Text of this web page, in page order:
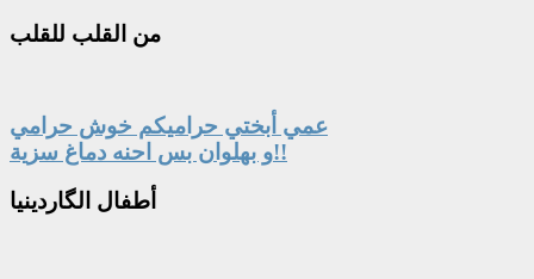
من القلب للقلب
عمي أبختي حراميكم خوش حرامي
و بهلوان بس احنه دماغ سزية!!
أطفال الگاردينيا